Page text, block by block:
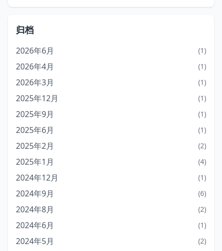
归档
2026年6月 (1)
2026年4月 (1)
2026年3月 (1)
2025年12月 (1)
2025年9月 (1)
2025年6月 (1)
2025年2月 (2)
2025年1月 (4)
2024年12月 (1)
2024年9月 (6)
2024年8月 (2)
2024年6月 (1)
2024年5月 (2)